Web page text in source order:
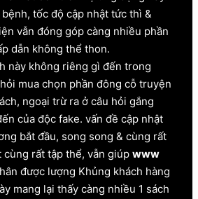
tốc độ cập nhật tức thì &
vẫn đóng góp càng nhiều phần
dẫn không thể thon.
này không riêng gì đến trong
mua chọn phần đông cỗ truyện
ngoại trừ ra ở câu hỏi gắng
của độc fake. vấn đề cập nhật
bắt đầu, song song & cùng rất
rất tập thể, vẫn giúp www
được lượng Khủng khách hàng
mang lại thấy càng nhiều 1 sách